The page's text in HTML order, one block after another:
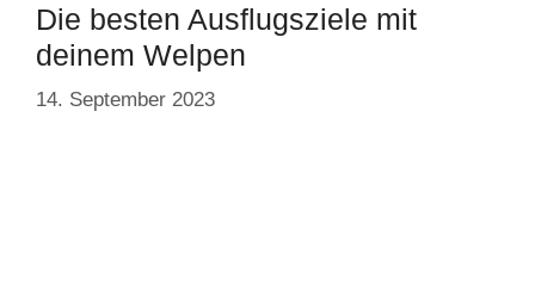
Die besten Ausflugsziele mit
deinem Welpen
14. September 2023